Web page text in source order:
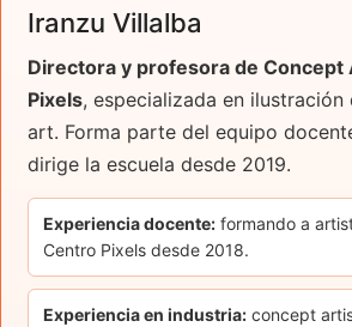
Iranzu Villalba
Directora y profesora de Concept
Pixels, especializada en
art. Forma parte del equipo
dirige la escuela desde 2019.
Experiencia docente: formando a
Centro Pixels desde 2018.
Experiencia en industria: concept